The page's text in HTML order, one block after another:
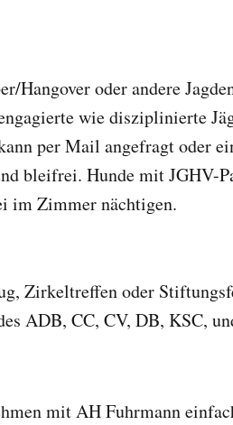
Hangover oder andere
wie disziplinierte
per Mail angefragt oder
bleifrei. Hunde mit JGHV-
im Zimmer nächtigen.
Zirkeltreffen oder
ADB, CC, CV, DB, KSC,
mit AH Fuhrmann